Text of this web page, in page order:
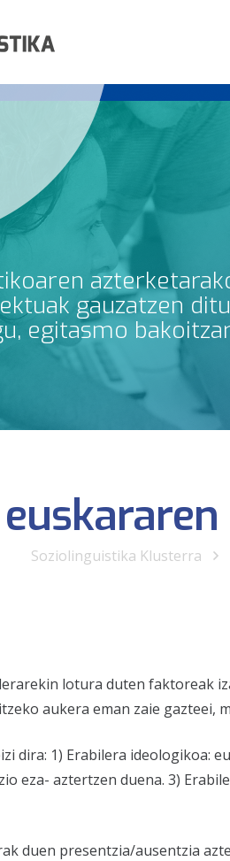
gauzatzen
egitasmo
Soziolinguistika Klusterra
lotura duten faktoreak
aukera eman zaie gazteei,
dira: 1) Erabilera ideologikoa:
eza- aztertzen duena. 3)
duen presentzia/ausentzia